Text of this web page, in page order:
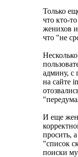
Только
что кто-
женихов
что "не
админу, с
на сайте
И еще
просить,
"список
поиски